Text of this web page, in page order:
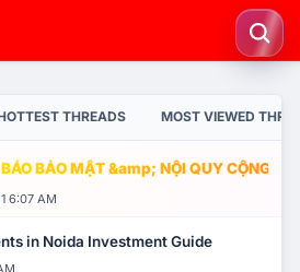
THREADS MOST VIEWED
BẢO MẬT &amp; NỘI QUY CỘNG
6:07 AM
in Noida Investment Guide